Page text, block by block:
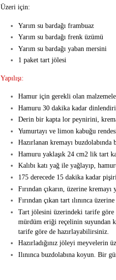
Üzeri için:
Yarım su bardağı frambuaz
Yarım su bardağı frenk üzümü
Yarım su bardağı yaban mersini
1 paket tart jölesi
Yapılışı:
Hamur için gerekli olan
Hamuru 30 dakika kadar
Derin bir kapta lor peynirini,
Yumurtayı ve limon kabuğu
Hazırlanan kremayı buzdolabında
Hamuru yaklaşık 24 cm2 lik tart
Kalıbı katı yağ ile yağlayıp,
175 derecede 15 dakika kadar
Fırından çıkarın, üzerine
Fırından çıkan tart ılınınca
Tart jölesini üzerindeki tarife göre
mürdüm eriği reçelinin suyundan
tarife göre de hazırlayabilirsiniz.
Hazırladığınız jöleyi meyvelerin
Ilınınca buzdolabına koyun. Bir